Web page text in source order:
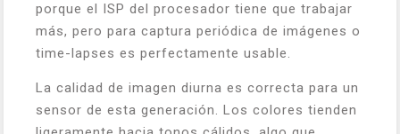
porque el ISP del procesador tiene que trabajar
más, pero para captura periódica de imágenes o
time-lapses es perfectamente usable.
La calidad de imagen diurna es correcta para un
sensor de esta generación. Los colores tienden